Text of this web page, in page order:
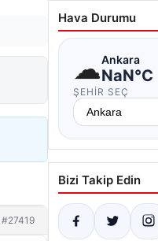
#27419
Hava Durumu
☁Ankara
NaN°C
ŞEHIR SEÇ
Bizi Takip Edin